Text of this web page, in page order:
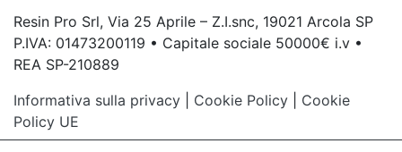
Resin Pro Srl, Via 25 Aprile – Z.I.snc, 19021 Arcola SP
P.IVA: 01473200119 • Capitale sociale 50000€ i.v •
REA SP-210889
Informativa sulla privacy
Cookie Policy
Cookie
Policy UE